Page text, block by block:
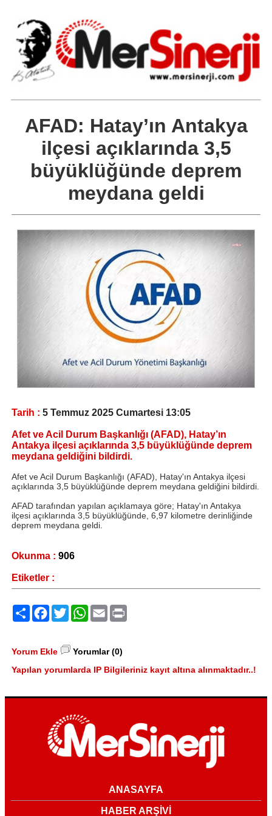
AFAD: Hatay’ın Antakya
ilçesi açıklarında 3,5
büyüklüğünde deprem
meydana geldi
Tarih : 5 Temmuz 2025 Cumartesi 13:05
Afet ve Acil Durum Başkanlığı (AFAD), Hatay’ın
Antakya ilçesi açıklarında 3,5 büyüklüğünde deprem
meydana geldiğini bildirdi.
Afet ve Acil Durum Başkanlığı (AFAD), Hatay'ın Antakya ilçesi
açıklarında 3,5 büyüklüğünde deprem meydana geldiğini bildirdi.
AFAD tarafından yapılan açıklamaya göre; Hatay'ın Antakya
ilçesi açıklarında 3,5 büyüklüğünde, 6,97 kilometre derinliğinde
deprem meydana geldi.
Okunma : 906
Etiketler :
PaylaşFacebook
TwitterWhatsApp
Email
Yorum Ekle
Yorumlar (0)
Yapılan yorumlarda IP Bilgileriniz kayıt altına alınmaktadır..!
ANASAYFA
HABER ARŞİVİ